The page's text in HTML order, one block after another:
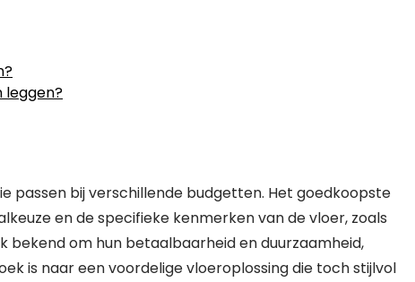
leggen?
passen bij verschillende budgetten. Het goedkoopste
en de specifieke kenmerken van de vloer, zoals
bekend om hun betaalbaarheid en duurzaamheid,
is naar een voordelige vloeroplossing die toch stijlvol